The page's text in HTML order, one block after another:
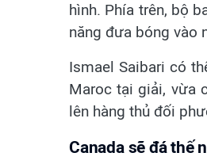
hình. Phía trên, bộ
năng đưa bóng vào
Ismael Saibari có
Maroc tại giải, vừa
lên hàng thủ đối
Canada sẽ đá thế